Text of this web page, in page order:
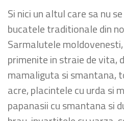
Si nici un altul care sa nu
bucatele traditionale din
Sarmalutele
primenite in straie de vita,
mamaliguta si smantana,
acre, placintele cu urda si
papanasii cu smantana si